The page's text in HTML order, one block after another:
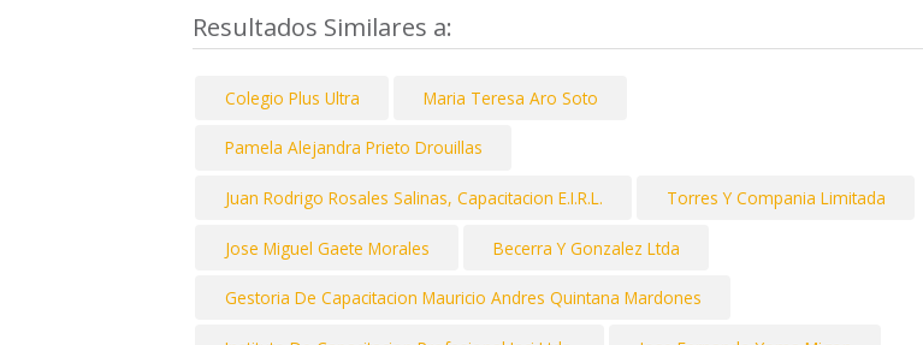
Resultados Similares a:
Colegio Plus Ultra Maria Teresa Aro Soto
Pamela Alejandra Prieto Drouillas
Juan Rodrigo Rosales Salinas, Capacitacion E.I.R.L. Torres Y Compania Limitada
Jose Miguel Gaete Morales Becerra Y Gonzalez Ltda
Gestoria De Capacitacion Mauricio Andres Quintana Mardones